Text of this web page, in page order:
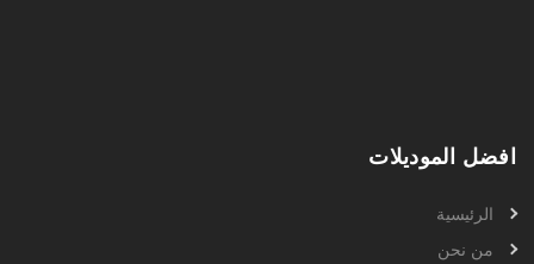
افضل الموديلات
الرئيسية
من نحن